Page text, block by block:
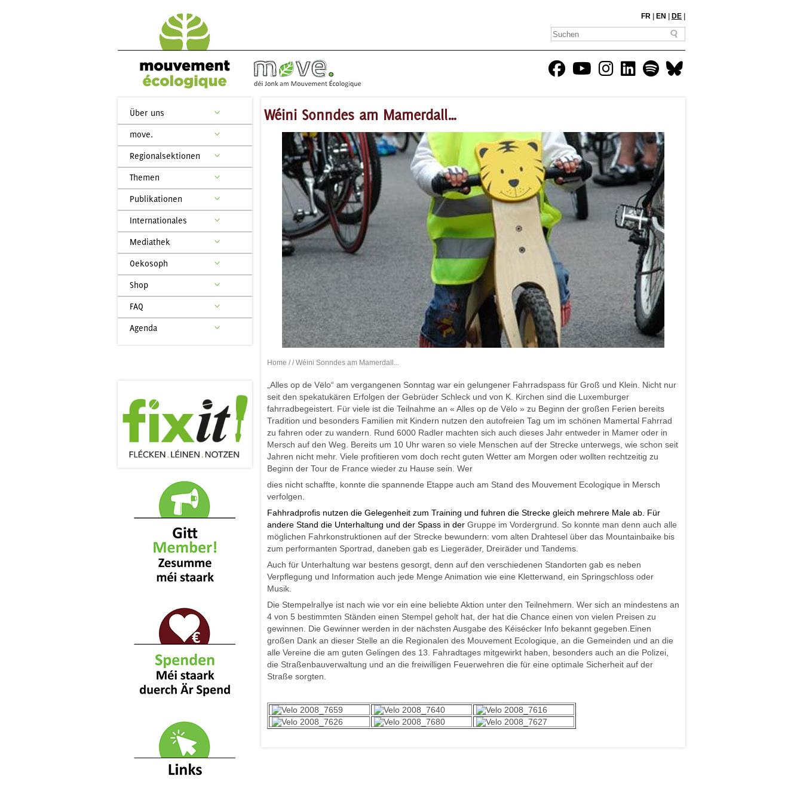
FR EN DE
Über uns
move.
Regionalsektionen
Themen
Publikationen
Internationales
Mediathek
Oekosoph
Shop
FAQ
Agenda
Wéini Sonndes am Mamerdall…
Home // Wéini Sonndes am Mamerdall...
„Alles op de Vëlo“ am vergangenen Sonntag war ein gelungener Fahrradspass für Groß und Klein. Nicht nur
seit den spekatukären Erfolgen der Gebrüder Schleck und von K. Kirchen sind die Luxemburger
fahrradbegeistert. Für viele ist die Teilnahme an « Alles op de Vëlo » zu Beginn der großen Ferien bereits
Tradition und besonders Familien mit Kindern nutzen den autofreien Tag um im schönen Mamertal Fahrrad
zu fahren oder zu wandern. Rund 6000 Radler machten sich auch dieses Jahr entweder in Mamer oder in
Mersch auf den Weg. Bereits um 10 Uhr waren so viele Menschen auf der Strecke unterwegs, wie schon seit
Jahren nicht mehr. Viele profitieren vom doch recht guten Wetter am Morgen oder wollten rechtzeitig zu
Beginn der Tour de France wieder zu Hause sein. Wer
dies nicht schaffte, konnte die spannende Etappe auch am Stand des Mouvement Ecologique in Mersch
verfolgen.
Fahhradprofis nutzen die Gelegenheit zum Training und fuhren die Strecke gleich mehrere Male ab. Für
andere Stand die Unterhaltung und der Spass in der Gruppe im Vordergrund. So konnte man denn auch alle
möglichen Fahrkonstruktionen auf der Strecke bewundern: vom alten Drahtesel über das Mountainbaike bis
zum performanten Sportrad, daneben gab es Liegeräder, Dreiräder und Tandems.
Auch für Unterhaltung war bestens gesorgt, denn auf den verschiedenen Standorten gab es neben
Verpflegung und Information auch jede Menge Animation wie eine Kletterwand, ein Springschloss oder
Musik.
Die Stempelrallye ist nach wie vor ein eine beliebte Aktion unter den Teilnehmern. Wer sich an mindestens an
4 von 5 bestimmten Ständen einen Stempel geholt hat, der hat die Chance einen von vielen Preisen zu
gewinnen. Die Gewinner werden in der nächsten Ausgabe des Kéisécker Info bekannt gegeben. Einen
großen Dank an dieser Stelle an die Regionalen des Mouvement Ecologique, an die Gemeinden und an die
alle Vereine die am guten Gelingen des 13. Fahradtages mitgewirkt haben, besonders auch an die Polizei,
die Straßenbauverwaltung und an die freiwilligen Feuerwehren die für eine optimale Sicherheit auf der
Straße sorgten.